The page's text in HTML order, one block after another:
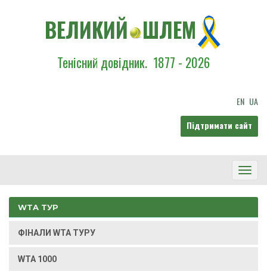
ВЕЛИКИЙ ШЛЕМ
Тенісний довідник. 1877 - 2026
EN UA
Підтримати сайт
WTA ТУР
ФІНАЛИ WTA ТУРУ
WTA 1000